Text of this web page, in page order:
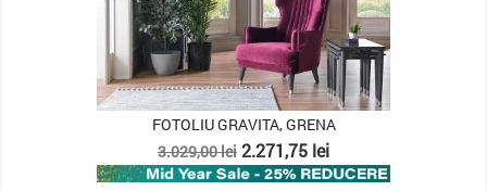
FOTOLIU GRAVITA, GRENA
Pret
de
3.029,00 lei Pret
2.271,75 lei